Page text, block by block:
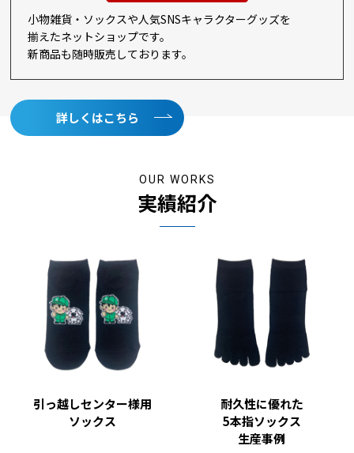
年末年始休業のお知らせ
2023/11/28
NIKEグローブ 取り扱い開始のお知らせ
2023/11/09
NIKEヘッドバンド 追加色取り扱い開始のお知らせ
「パンダと犬」トートバッグ・アクリルキーホルダー販売開始の
2023/07/12
NIKE リストバンド 販売開始のお知らせ
2023/07/10
2023年 夏季休業のお知らせ
Hanes BEEFY-Tシャツ 取り扱い開始のお知らせ
小物雑貨・ソックスや人気SNSキャラクターグッズを
揃えたネットショップです。
新商品も随時販売しております。
詳しくはこちら
OUR WORKS
実績紹介
引っ越しセンター様用
ソックス
耐久性に優れた
5本指ソックス
生産事例